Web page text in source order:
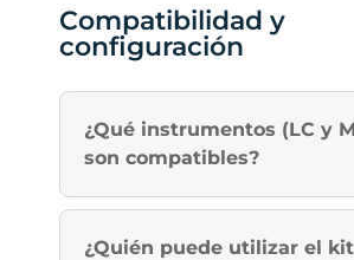
Compatibilidad y
configuración
¿Qué instrumentos (LC y
son compatibles?
¿Quién puede utilizar el kit